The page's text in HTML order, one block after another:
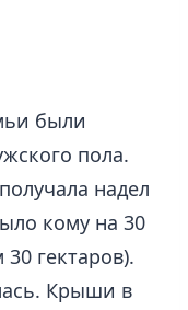
были
пола.
надел
кому на 30
гектаров).
Крыши в